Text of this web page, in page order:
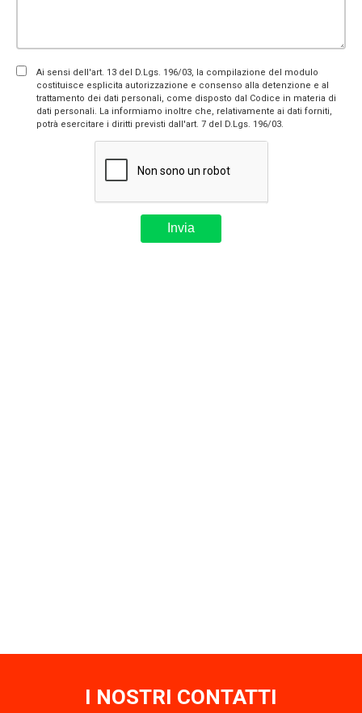
Ai sensi dell'art. 13 del D.Lgs. 196/03, la compilazione del modulo
costituisce esplicita autorizzazione e consenso alla detenzione e al
trattamento dei dati personali, come disposto dal Codice in materia di
dati personali. La informiamo inoltre che, relativamente ai dati forniti,
potrà esercitare i diritti previsti dall'art. 7 del D.Lgs. 196/03.
I NOSTRI CONTATTI